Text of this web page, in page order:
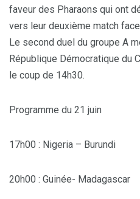
faveur des Pharaons qui ont
vers leur deuxième match
Le second duel du groupe A
République Démocratique du
le coup de 14h30.
Programme du 21 juin
17h00 : Nigeria – Burundi
20h00 : Guinée- Madagascar